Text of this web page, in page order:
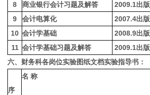
8
商业银行会计习题及解答 2009.1出版
9
会计电算化 2007.4出版
10 会计学基础 2008.9出版
11 会计学基础习题及解答 2009.1出版
六、财务科各岗位实验图纸文档实验指导书：
序
名 称